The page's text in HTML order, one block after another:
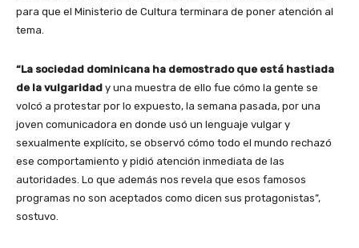
para que el Ministerio de Cultura terminara de poner atención al
tema.
“La sociedad dominicana ha demostrado que está hastiada
de la vulgaridad y una muestra de ello fue cómo la gente se
volcó a protestar por lo expuesto, la semana pasada, por una
joven comunicadora en donde usó un lenguaje vulgar y
sexualmente explícito, se observó cómo todo el mundo rechazó
ese comportamiento y pidió atención inmediata de las
autoridades. Lo que además nos revela que esos famosos
programas no son aceptados como dicen sus protagonistas”,
sostuvo.